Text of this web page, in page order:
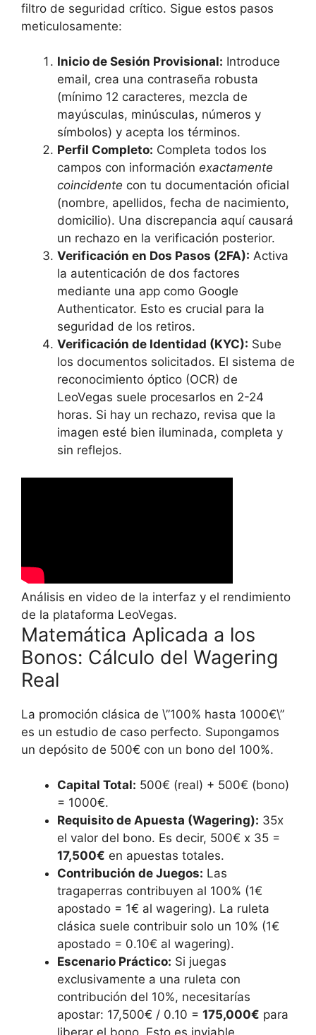
filtro de seguridad crítico. Sigue estos pasos
meticulosamente:
Inicio de Sesión Provisional: Introduce
email, crea una contraseña robusta
(mínimo 12 caracteres, mezcla de
mayúsculas, minúsculas, números y
símbolos) y acepta los términos.
Perfil Completo: Completa todos los
campos con información exactamente
coincidente con tu documentación oficial
(nombre, apellidos, fecha de nacimiento,
domicilio). Una discrepancia aquí causará
un rechazo en la verificación posterior.
Verificación en Dos Pasos (2FA): Activa
la autenticación de dos factores
mediante una app como Google
Authenticator. Esto es crucial para la
seguridad de los retiros.
Verificación de Identidad (KYC): Sube
los documentos solicitados. El sistema de
reconocimiento óptico (OCR) de
LeoVegas suele procesarlos en 2-24
horas. Si hay un rechazo, revisa que la
imagen esté bien iluminada, completa y
sin reflejos.
Análisis en video de la interfaz y el rendimiento
de la plataforma LeoVegas.
Matemática Aplicada a los
Bonos: Cálculo del Wagering
Real
La promoción clásica de \”100% hasta 1000€\”
es un estudio de caso perfecto. Supongamos
un depósito de 500€ con un bono del 100%.
Capital Total: 500€ (real) + 500€ (bono)
= 1000€.
Requisito de Apuesta (Wagering): 35x
el valor del bono. Es decir, 500€ x 35 =
17,500€ en apuestas totales.
Contribución de Juegos: Las
tragaperras contribuyen al 100% (1€
apostado = 1€ al wagering). La ruleta
clásica suele contribuir solo un 10% (1€
apostado = 0.10€ al wagering).
Escenario Práctico: Si juegas
exclusivamente a una ruleta con
contribución del 10%, necesitarías
apostar: 17,500€ / 0.10 = 175,000€ para
liberar el bono. Esto es inviable.